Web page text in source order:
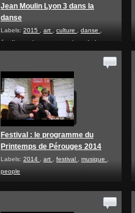
Jean Moulin Lyon 3 dans la
danse
Labels: 2015 , art , culture , danse ,
étudiants,jeunesse,maison de la
Festival : le programme du
Printemps de Pérouges 2014
Labels: 2014 , art , festival , musique ,
people